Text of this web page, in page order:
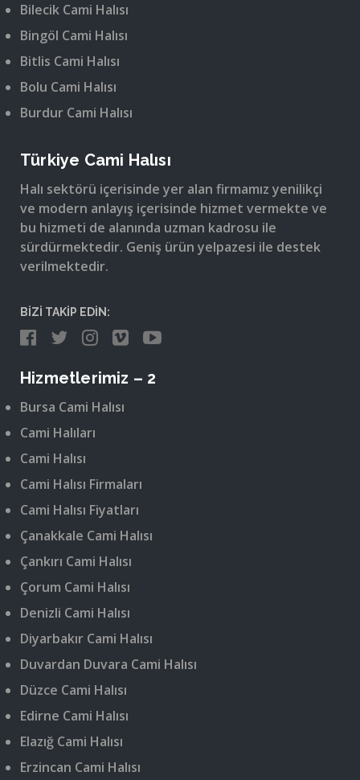
Bilecik Cami Halısı
Bingöl Cami Halısı
Bitlis Cami Halısı
Bolu Cami Halısı
Burdur Cami Halısı
Türkiye Cami Halısı
Halı sektörü içerisinde yer alan firmamız yenilikçi
ve modern anlayış içerisinde hizmet vermekte ve
bu hizmeti de alanında uzman kadrosu ile
sürdürmektedir. Geniş ürün yelpazesi ile destek
verilmektedir.
BİZİ TAKİP EDİN:
Hizmetlerimiz – 2
Bursa Cami Halısı
Cami Halıları
Cami Halısı
Cami Halısı Firmaları
Cami Halısı Fiyatları
Çanakkale Cami Halısı
Çankırı Cami Halısı
Çorum Cami Halısı
Denizli Cami Halısı
Diyarbakır Cami Halısı
Duvardan Duvara Cami Halısı
Düzce Cami Halısı
Edirne Cami Halısı
Elazığ Cami Halısı
Erzincan Cami Halısı